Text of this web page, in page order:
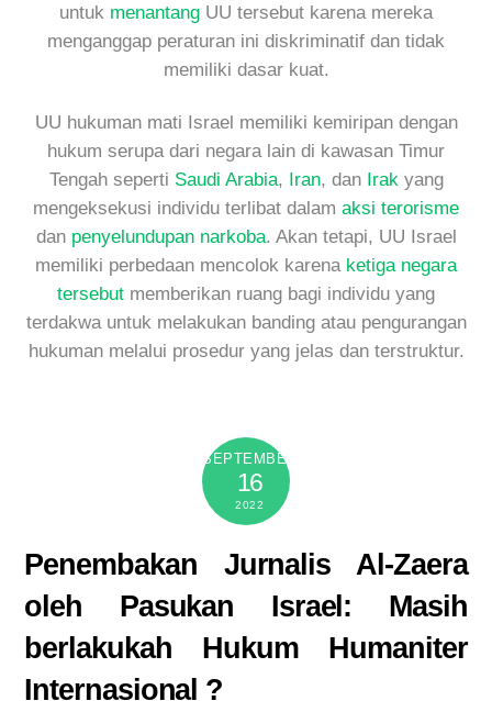
untuk menantang UU tersebut karena mereka
menganggap peraturan ini diskriminatif dan tidak
memiliki dasar kuat.
UU hukuman mati Israel memiliki kemiripan dengan
hukum serupa dari negara lain di kawasan Timur
Tengah seperti Saudi Arabia, Iran, dan Irakyang
mengeksekusi individu terlibat dalam aksi terorisme
dan penyelundupan narkoba. Akan tetapi, UU Israel
memiliki perbedaan mencolok karena ketiga negara
tersebut memberikan ruang bagi individu yang
terdakwa untuk melakukan banding atau pengurangan
hukuman melalui prosedur yang jelas dan terstruktur.
SEPTEMBER
16
2022
Penembakan Jurnalis Al-Zaera
oleh Pasukan Israel: Masih
berlakukah Hukum Humaniter
Internasional ?